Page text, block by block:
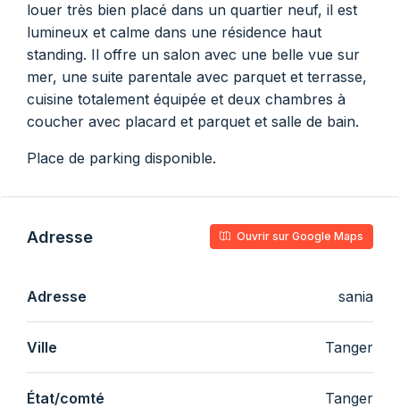
louer très bien placé dans un quartier neuf, il est
lumineux et calme dans une résidence haut
standing. Il offre un salon avec une belle vue sur
mer, une suite parentale avec parquet et terrasse,
cuisine totalement équipée et deux chambres à
coucher avec placard et parquet et salle de bain.
Place de parking disponible.
Adresse Ouvrir sur Google Maps
Adresse sania
Ville Tanger
État/comté Tanger